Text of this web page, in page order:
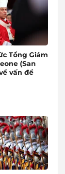
Tổng Giám
(San
vấn đề